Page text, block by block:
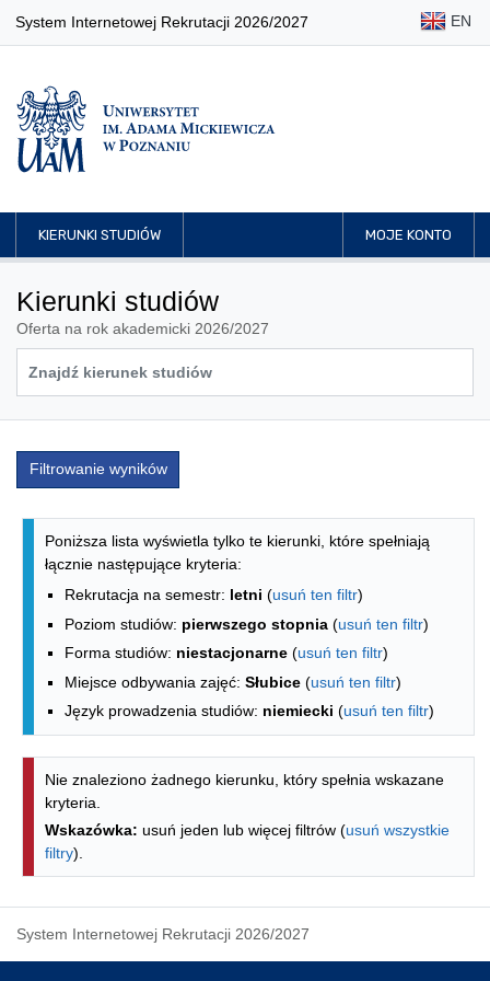
System Internetowej Rekrutacji 2026/2027 EN
KIERUNKI STUDIÓW MOJE KONTO
Kierunki studiów
Oferta na rok akademicki 2026/2027
Filtrowanie wyników
Lista kierunków - indeks alfabetyczny
Poniższa lista wyświetla tylko te kierunki, które spełniają
łącznie następujące kryteria:
Rekrutacja na semestr: letni (usuń ten filtr)
Poziom studiów: pierwszego stopnia (usuń ten filtr)
Forma studiów: niestacjonarne (usuń ten filtr)
Miejsce odbywania zajęć: Słubice (usuń ten filtr)
Język prowadzenia studiów: niemiecki (usuń ten filtr)
Nie znaleziono żadnego kierunku, który spełnia wskazane
kryteria.
Wskazówka: usuń jeden lub więcej filtrów (usuń wszystkie
filtry).
System Internetowej Rekrutacji 2026/2027